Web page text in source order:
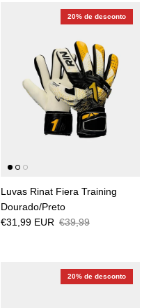
20% de desconto
Luvas Rinat Fiera Training
Dourado/Preto
€31,99 EUR €39,99
20% de desconto